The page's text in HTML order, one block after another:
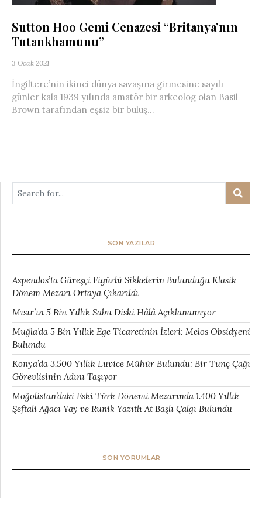
Sutton Hoo Gemi Cenazesi “Britanya’nın
Tutankhamunu”
3 Ocak 2021
İngiltere’nin ikinci dünya savaşına girmesine sayılı
günler kala 1939 yılında amatör bir arkeolog olan Basil
Brown tarafından eşsiz bir buluş...
SON YAZILAR
Aspendos’ta Güreşçi Figürlü Sikkelerin Bulunduğu Klasik
Dönem Mezarı Ortaya Çıkarıldı
Mısır’ın 5 Bin Yıllık Sabu Diski Hâlâ Açıklanamıyor
Muğla’da 5 Bin Yıllık Ege Ticaretinin İzleri: Melos Obsidyeni
Bulundu
Konya’da 3.500 Yıllık Luvice Mühür Bulundu: Bir Tunç Çağı
Görevlisinin Adını Taşıyor
Moğolistan’daki Eski Türk Dönemi Mezarında 1.400 Yıllık
Şeftali Ağacı Yay ve Runik Yazıtlı At Başlı Çalgı Bulundu
SON YORUMLAR